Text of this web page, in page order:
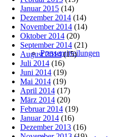
Pressemitteilungen
Januar 2015 (14)
Dezember 2014 (14)
November 2014 (14)
Oktober 2014 (20)
September 2014 (21)
August 2014(15)
Juli 2014 (16)
Juni 2014 (19)
Mai 2014 (19)
April 2014 (17)
März 2014 (20)
Februar 2014 (19)
Januar 2014 (16)
Dezember 2013 (16)